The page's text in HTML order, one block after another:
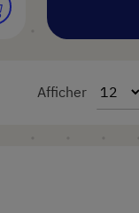
Afficher